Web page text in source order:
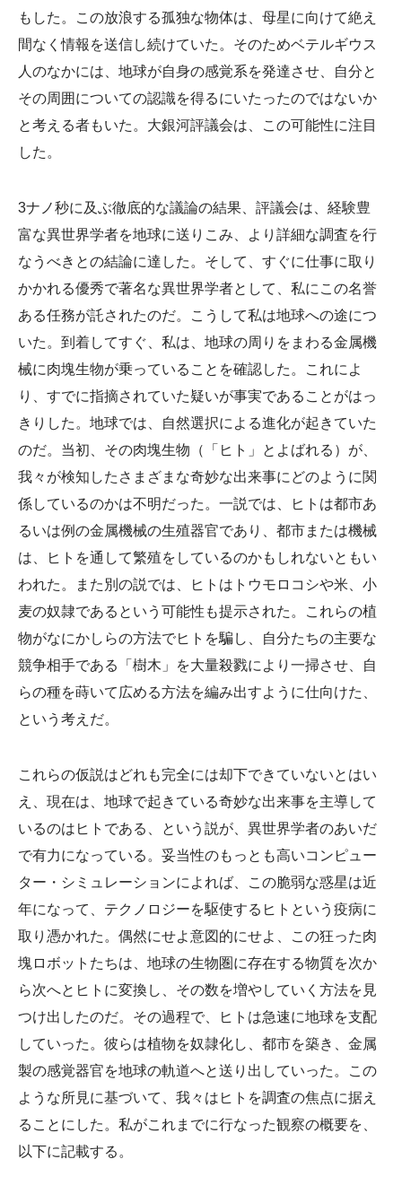
もした。この放浪する孤独な物体は、母星に向けて絶え
間なく情報を送信し続けていた。そのためベテルギウス
人のなかには、地球が自身の感覚系を発達させ、自分と
その周囲についての認識を得るにいたったのではないか
と考える者もいた。大銀河評議会は、この可能性に注目
した。
3ナノ秒に及ぶ徹底的な議論の結果、評議会は、経験豊
富な異世界学者を地球に送りこみ、より詳細な調査を行
なうべきとの結論に達した。そして、すぐに仕事に取り
かかれる優秀で著名な異世界学者として、私にこの名誉
ある任務が託されたのだ。こうして私は地球への途につ
いた。到着してすぐ、私は、地球の周りをまわる金属機
械に肉塊生物が乗っていることを確認した。これによ
り、すでに指摘されていた疑いが事実であることがはっ
きりした。地球では、自然選択による進化が起きていた
のだ。当初、その肉塊生物（「ヒト」とよばれる）が、
我々が検知したさまざまな奇妙な出来事にどのように関
係しているのかは不明だった。一説では、ヒトは都市あ
るいは例の金属機械の生殖器官であり、都市または機械
は、ヒトを通して繁殖をしているのかもしれないともい
われた。また別の説では、ヒトはトウモロコシや米、小
麦の奴隷であるという可能性も提示された。これらの植
物がなにかしらの方法でヒトを騙し、自分たちの主要な
競争相手である「樹木」を大量殺戮により一掃させ、自
らの種を蒔いて広める方法を編み出すように仕向けた、
という考えだ。
これらの仮説はどれも完全には却下できていないとはい
え、現在は、地球で起きている奇妙な出来事を主導して
いるのはヒトである、という説が、異世界学者のあいだ
で有力になっている。妥当性のもっとも高いコンピュー
ター・シミュレーションによれば、この脆弱な惑星は近
年になって、テクノロジーを駆使するヒトという疫病に
取り憑かれた。偶然にせよ意図的にせよ、この狂った肉
塊ロボットたちは、地球の生物圏に存在する物質を次か
ら次へとヒトに変換し、その数を増やしていく方法を見
つけ出したのだ。その過程で、ヒトは急速に地球を支配
していった。彼らは植物を奴隷化し、都市を築き、金属
製の感覚器官を地球の軌道へと送り出していった。この
ような所見に基づいて、我々はヒトを調査の焦点に据え
ることにした。私がこれまでに行なった観察の概要を、
以下に記載する。